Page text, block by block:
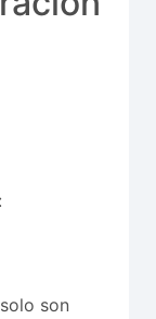
son